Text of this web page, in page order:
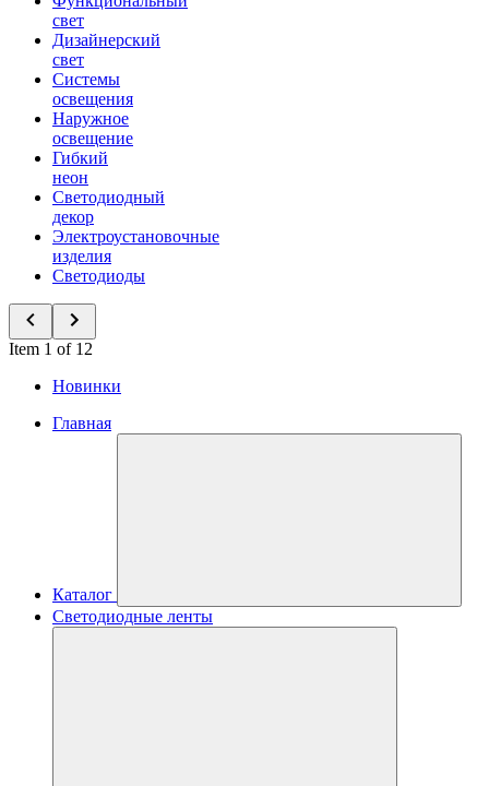
свет
Дизайнерский
свет
Системы
освещения
Наружное
освещение
Гибкий
неон
Светодиодный
декор
Электроустановочные
изделия
Светодиоды
Item 1 of 12
Новинки
Главная
Каталог
Светодиодные ленты